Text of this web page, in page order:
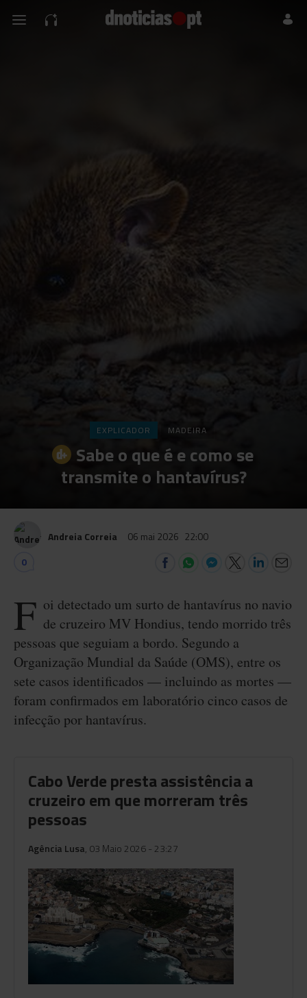
EXPLICADOR MADEIRA
Sabe o que é e como se
transmite o hantavírus?
Andreia Correia 06 mai 2026 22:00
0
F oi detectado um surto de hantavírus no navio
de cruzeiro MV Hondius, tendo morrido três
pessoas que seguiam a bordo. Segundo a
Organização Mundial da Saúde (OMS), entre os
sete casos identificados — incluindo as mortes —
foram confirmados em laboratório cinco casos de
infecção por hantavírus.
Cabo Verde presta assistência a
cruzeiro em que morreram três
pessoas
Agência Lusa, 03 Maio 2026 - 23:27